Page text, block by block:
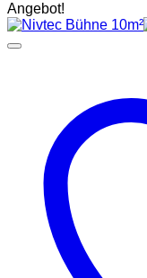
Angebot!